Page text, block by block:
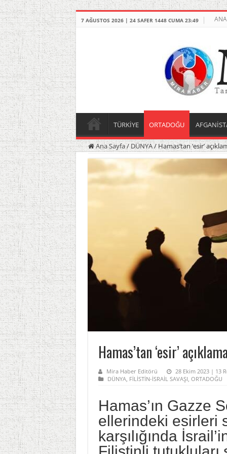
7 AĞUSTOS 2026 | 24 SAFER 1448 CUMA 23:49
TÜRKİYE ORTADOĞU
Ana Sayfa/DÜNYA/ Hamas’tan ‘esir’
Hamas’tan ‘esir’
Mira Haber Editörü
28 Ekim 2023 | 13
DÜNYA, FİLİSTİN-İSRAİL SAVAŞI, ORTADOĞU
Hamas’ın Gazze
ellerindeki esirleri
karşılığında